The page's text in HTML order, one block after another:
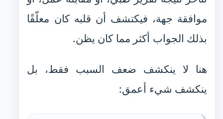
موافقة جهة، فيكتشف أن قلبه كان معلّقًا
بذلك الجواب أكثر مما كان يظن.
هنا لا ينكشف ضعف السبب فقط، بل
ينكشف شيء أعمق: